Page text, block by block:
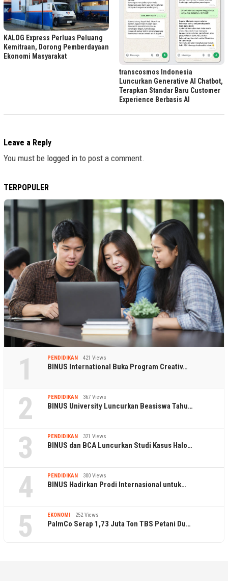
KALOG Express Perluas Peluang
Kemitraan, Dorong Pemberdayaan
Ekonomi Masyarakat
transcosmos Indonesia
Luncurkan Generative AI Chatbot,
Terapkan Standar Baru Customer
Experience Berbasis AI
Leave a Reply
You must be logged in to post a comment.
TERPOPULER
1 PENDIDIKAN 421 Views
BINUS International Buka Program Creativ…
2 PENDIDIKAN 367 Views
BINUS University Luncurkan Beasiswa Tahu…
3 PENDIDIKAN 321 Views
BINUS dan BCA Luncurkan Studi Kasus Halo…
4 PENDIDIKAN 300 Views
BINUS Hadirkan Prodi Internasional untuk…
5 EKONOMI 252 Views
PalmCo Serap 1,73 Juta Ton TBS Petani Du…